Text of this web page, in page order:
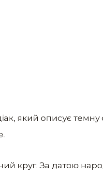
який описує
круг. За датою